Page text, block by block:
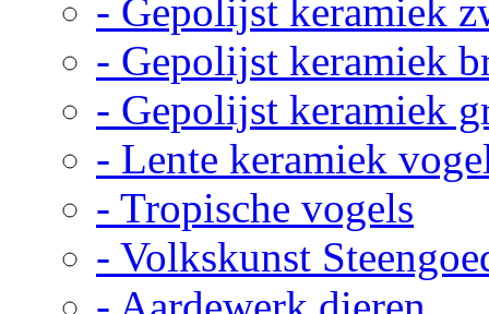
- Gepolijst keramiek
- Gepolijst keramiek
- Gepolijst keramiek
- Lente keramiek
- Tropische vogels
- Volkskunst